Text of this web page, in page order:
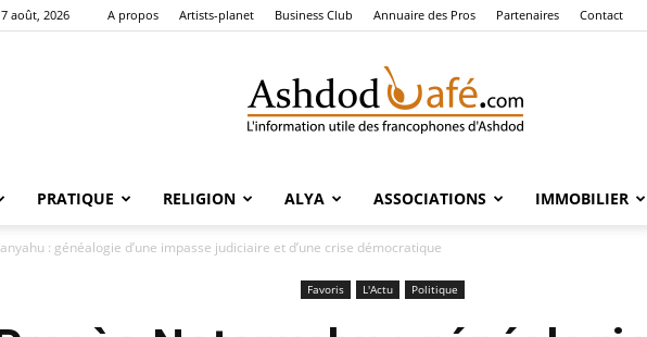
août, 2026 A propos Artists-planet Business Club Annuaire des Pros Partenaires Contact
PRATIQUE RELIGION ALYA ASSOCIATIONS IMMOBILIER
: généalogie d’une impasse judiciaire et d’une crise démocratique
Favoris L'Actu Politique